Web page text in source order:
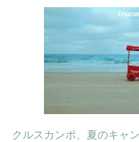
クルスカンポ、夏のキャ